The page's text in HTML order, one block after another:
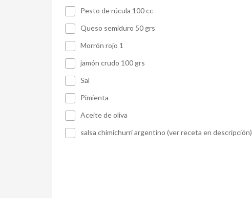
Pesto de rúcula 100 cc
Queso semiduro 50 grs
Morrón rojo 1
jamón crudo 100 grs
Sal
Pimienta
Aceite de oliva
salsa chimichurri argentino (ver receta en descripción)